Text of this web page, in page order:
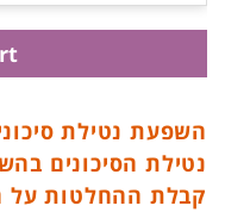
השפעת נטילת
נטילת הסיכונים
קבלת ההחלטות על